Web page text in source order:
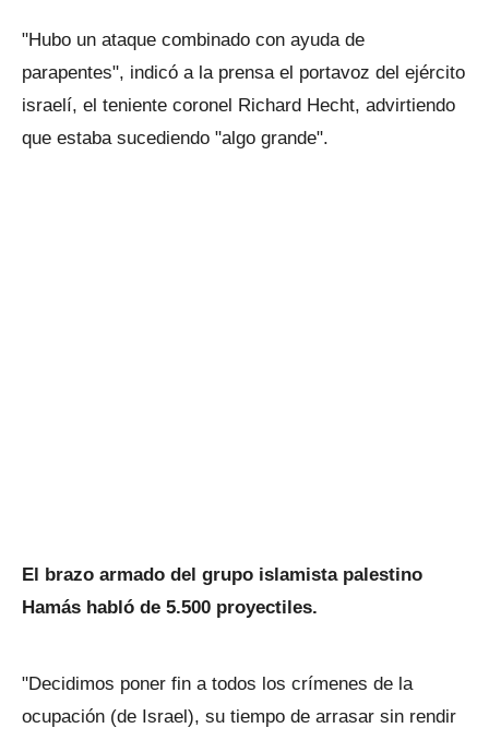
"Hubo un ataque combinado con ayuda de
parapentes", indicó a la prensa el portavoz del ejército
israelí, el teniente coronel Richard Hecht, advirtiendo
que estaba sucediendo "algo grande".
El brazo armado del grupo islamista palestino
Hamás habló de 5.500 proyectiles.
"Decidimos poner fin a todos los crímenes de la
ocupación (de Israel), su tiempo de arrasar sin rendir